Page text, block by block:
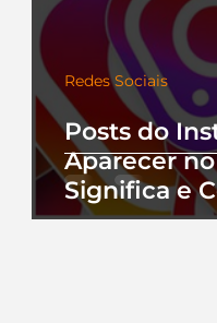
Posts do
Aparecer
Significa e
Perfil
Redes Sociais